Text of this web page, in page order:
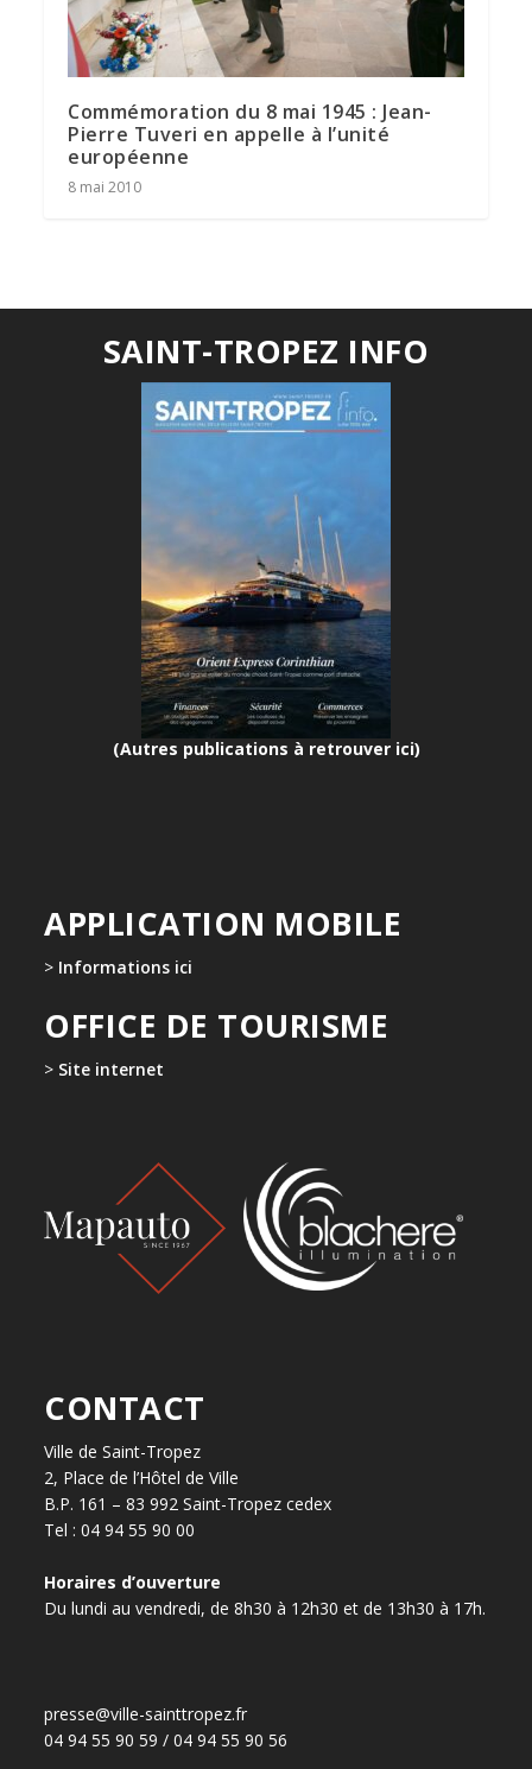
Commémoration du 8 mai 1945 : Jean-
Pierre Tuveri en appelle à l’unité
européenne
8 mai 2010
SAINT-TROPEZ INFO
(Autres publications à retrouver ici)
APPLICATION MOBILE
> Informations ici
OFFICE DE TOURISME
> Site internet
CONTACT
Ville de Saint-Tropez
2, Place de l’Hôtel de Ville
B.P. 161 – 83 992 Saint-Tropez cedex
Tel : 04 94 55 90 00
Horaires d’ouverture
Du lundi au vendredi, de 8h30 à 12h30 et de 13h30 à 17h.
presse@ville-sainttropez.fr
04 94 55 90 59 / 04 94 55 90 56